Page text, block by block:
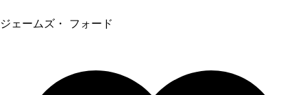
ジェームズ・ フォード